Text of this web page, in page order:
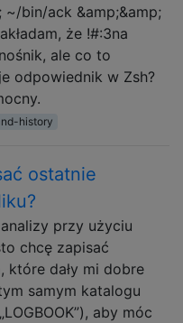
~/bin/ack &amp;&amp;
że !#:3na
ale co to
odpowiednik w Zsh?
history
ostatnie
przy użyciu
chcę zapisać
które dały mi dobre
samym katalogu
aby móc